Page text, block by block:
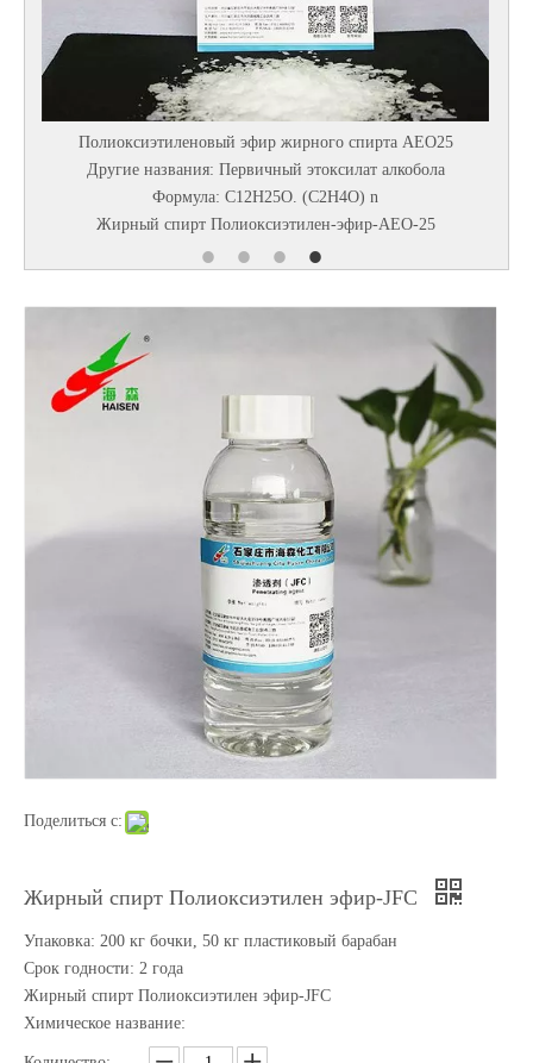
Полиоксиэтиленовый эфир жирного спирта AEO25
Другие названия: Первичный этоксилат алкобола
Формула: C12H25O. (C2H4O) n
Жирный спирт Полиоксиэтилен-эфир-AEO-25
Поделиться с:
Жирный спирт Полиоксиэтилен эфир-JFC
Упаковка: 200 кг бочки, 50 кг пластиковый барабан
Срок годности: 2 года
Жирный спирт Полиоксиэтилен эфир-JFC
Химическое название: